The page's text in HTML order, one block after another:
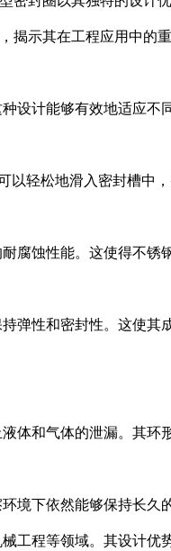
示其在工程应用中的重
设计能够有效地适应不
以轻松地滑入密封槽中
腐蚀性能。这使得不锈
弹性和密封性。这使其
体和气体的泄漏。其环
境下依然能够保持长久
工程等领域。其设计优